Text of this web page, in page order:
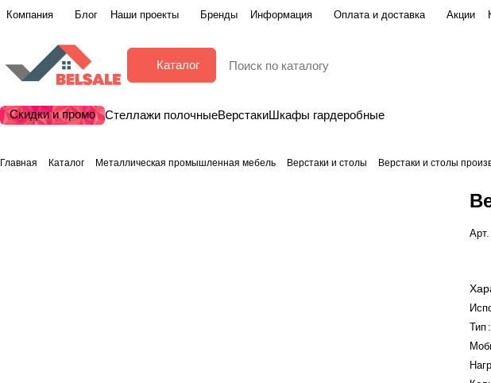
Компания Блог Наши проекты Бренды Информация Оплата и доставка Акции
Каталог
Скидки и промо Стеллажи полочныеВерстакиШкафы гардеробные
Главная Каталог Металлическая промышленная мебель Верстаки и столы Верстаки и столы
Арт.
Тип :